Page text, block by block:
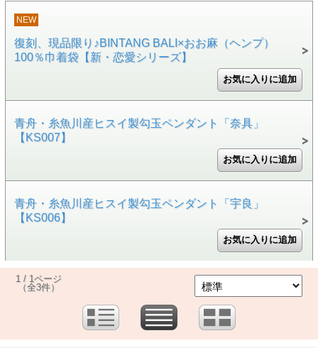
NEW
復刻、現品限り♪BINTANG BALI×おお麻（ヘンプ）
100％巾着袋【新・恋愛シリーズ】
青舟・糸魚川産ヒスイ製勾玉ペンダント「奈具」
【KS007】
青舟・糸魚川産ヒスイ製勾玉ペンダント「宇良」
【KS006】
1 / 1ページ
（全3件）